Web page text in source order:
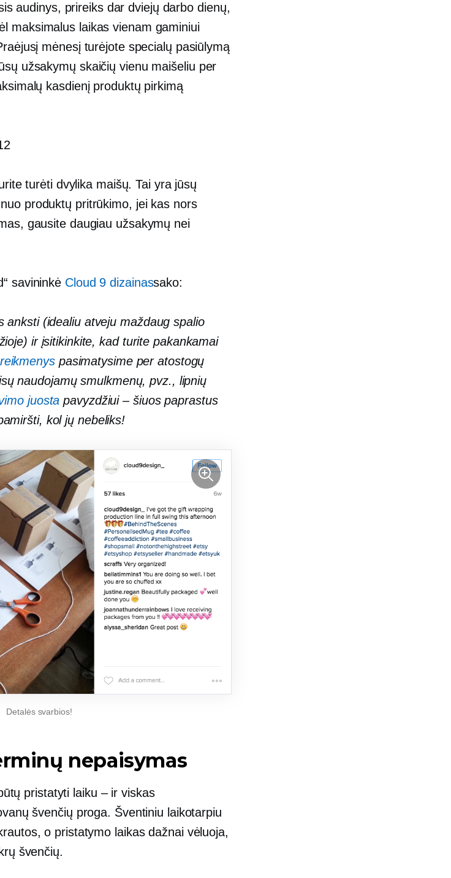
audinys, prireiks dar dviejų darbo dienų,
maksimalus laikas vienam gaminiui
mėnesį turėjote specialų pasiūlymą
užsakymų skaičių vienu maišeliu per
kasdienį produktų pirkimą
turėti dvylika maišų. Tai yra jūsų
produktų pritrūkimo, jei kas nors
gausite daugiau užsakymų nei
savininkė Cloud 9 dizainassako:
anksti (idealiu atveju maždaug spalio
ir įsitikinkite, kad turite pakankamai
pasimatysime per atostogų
naudojamų smulkmenų, pvz., lipnių
juosta pavyzdžiui – šiuos paprastus
kol jų nebeliks!
Detalės svarbios!
nepaisymas
pristatyti laiku – ir viskas
švenčių proga. Šventiniu laikotarpiu
o pristatymo laikas dažnai vėluoja,
švenčių.